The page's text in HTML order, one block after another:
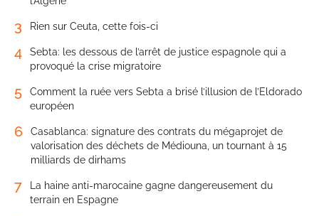
3 Rien sur Ceuta, cette fois-ci
4
Sebta: les dessous de l’arrêt de justice espagnole qui a
provoqué la crise migratoire
5
Comment la ruée vers Sebta a brisé l’illusion de l’Eldorado
européen
6
Casablanca: signature des contrats du mégaprojet de
valorisation des déchets de Médiouna, un tournant à 15
milliards de dirhams
7
La haine anti-marocaine gagne dangereusement du
terrain en Espagne